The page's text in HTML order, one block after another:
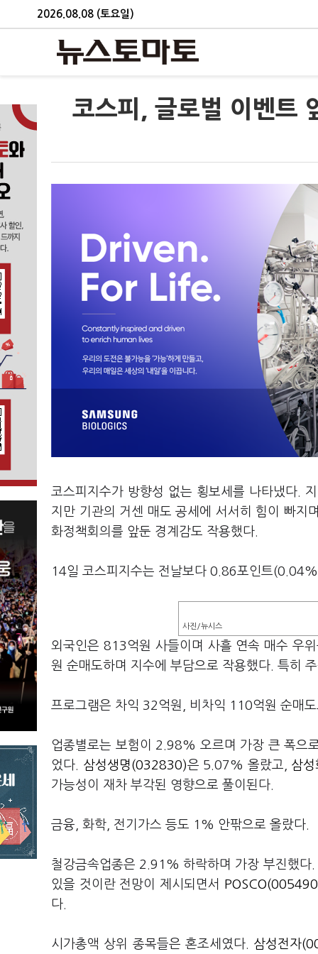
2026.08.08 (토요일)
코스피, 글로벌 이벤트
코스피지수가 방향성 없는 횡보세를 나타냈다.
지만 기관의 거센 매도 공세에 서서히 힘이 빠지
화정책회의를 앞둔 경계감도 작용했다.
14일 코스피지수는 전날보다 0.86포인트
사진/뉴시스
외국인은 813억원 사들이며 사흘 연속 매수 우
원 순매도하며 지수에 부담으로 작용했다. 특히
프로그램은 차익 32억원, 비차익 110억원 순매
업종별로는 보험이 2.98% 오르며 가장 큰 폭으
었다. 삼성생명(032830)은 5.07% 올랐고, 삼
가능성이 재차 부각된 영향으로 풀이된다.
금융, 화학, 전기가스 등도 1% 안팎으로 올랐다.
철강금속업종은 2.91% 하락하며 가장 부진했다
있을 것이란 전망이 제시되면서
다.
시가총액 상위 종목들은 혼조세였다. 삼성전자